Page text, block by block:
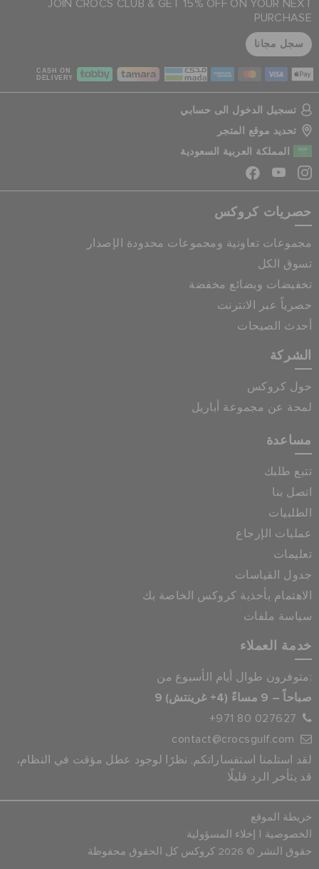
JOIN CROCS CLUB & GET 15% OFF ON YOUR NEXT
PURCHASE
سجل مجانا
CASH ON
DELIVERY
تسجيل الدخول الى حسابي
تحديد موقع المتجر
المملكة العربية السعودية
حصريات كروكس
مجموعات تعاونية ومجموعات محدودة الإصدار
تسوق الكل
تخفيضات وبضائع مخفضة
حصرياً عبر الانترنت
أحدث الصيحات
الشركة
حول كروكس
لمحة عن مجموعة أباريل
مساعدة
تتبع طلبك
اتصل بنا
الطلبيات
عمليات الإرجاع
تعليمات
جدول القياسات
الاهتمام بأحذية كروكس الخاصة بك
سياسة ملفات
خدمة العملاء
متوفرون طوال أيام الأسبوع من:
9 صباحاً – 9 مساءً (4+ غرينتش)
+971 80 027627
contact@crocsgulf.com
لقد استلمنا استفساراتكم. نظرًا لوجود عطل مؤقت في النظام،
قد يتأخر الرد قليلًا
خريطة الموقع
الخصوصية
إخلاء المسؤولية
حقوق النشر © 2026 كروكس كل الحقوق محفوظة